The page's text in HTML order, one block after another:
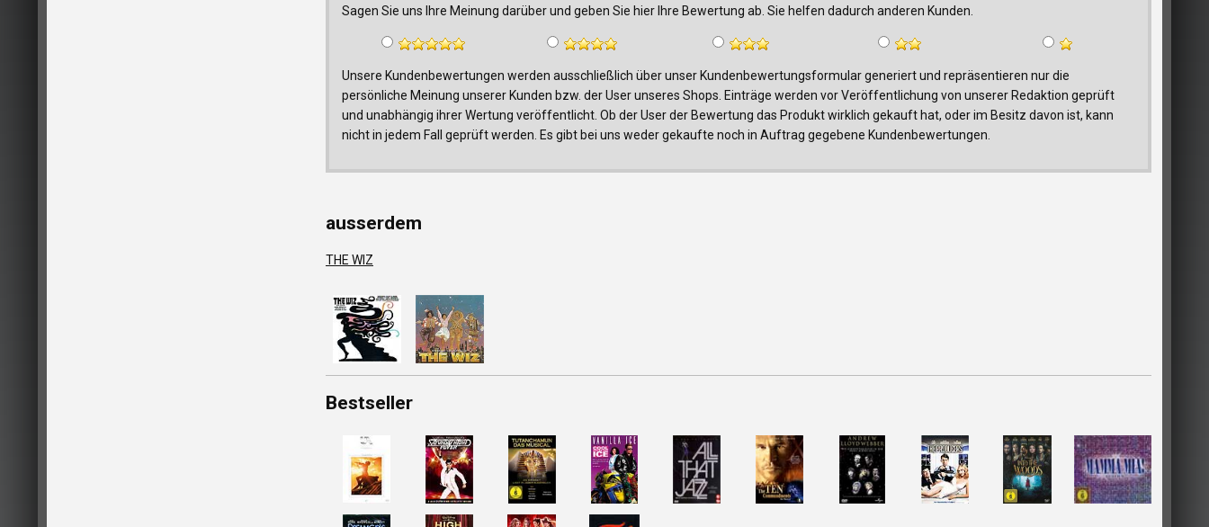
Sagen Sie uns Ihre Meinung darüber und geben Sie hier Ihre Bewertung ab. Sie helfen dadurch anderen Kunden.
Unsere Kundenbewertungen werden ausschließlich über unser Kundenbewertungsformular generiert und repräsentieren nur die
persönliche Meinung unserer Kunden bzw. der User unseres Shops. Einträge werden vor Veröffentlichung von unserer Redaktion geprüft
und unabhängig ihrer Wertung veröffentlicht. Ob der User der Bewertung das Produkt wirklich gekauft hat, oder im Besitz davon ist, kann
nicht in jedem Fall geprüft werden. Es gibt bei uns weder gekaufte noch in Auftrag gegebene Kundenbewertungen.
ausserdem
THE WIZ
Bestseller